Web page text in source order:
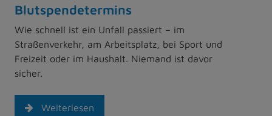
Blutspendetermins
Wie schnell ist ein Unfall passiert – im
Straßenverkehr, am Arbeitsplatz, bei Sport und
Freizeit oder im Haushalt. Niemand ist davor
sicher.
Weiterlesen